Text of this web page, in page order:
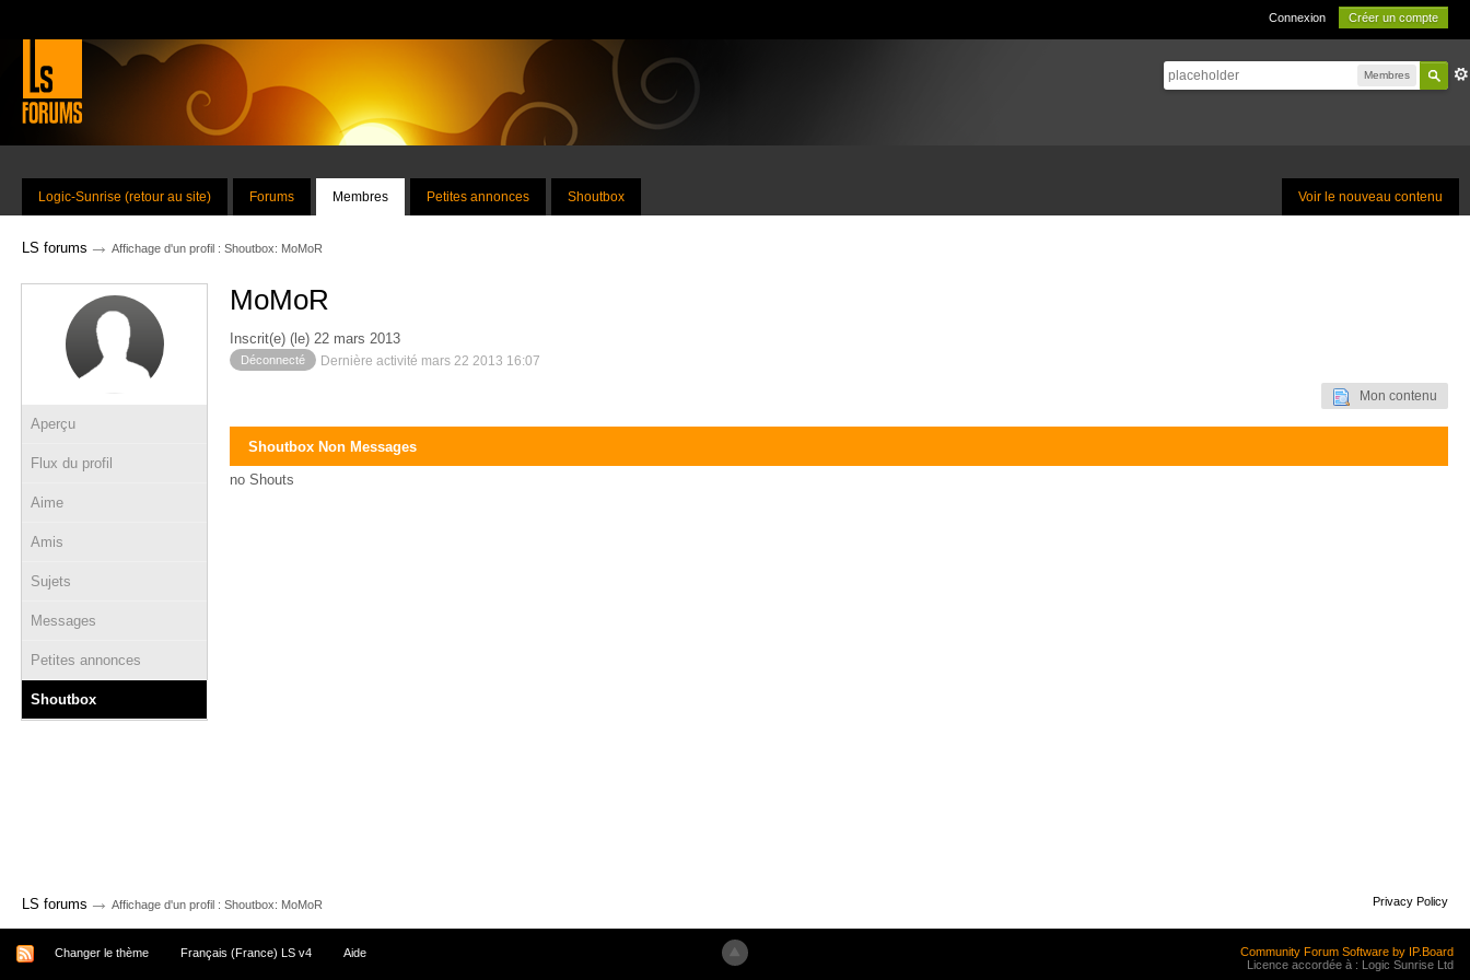
Connexion Créer un compte
Membres
Voir le nouveau contenu
Logic-Sunrise (retour au site) Forums Membres Petites annonces Shoutbox
LS forums → Affichage d'un profil : Shoutbox: MoMoR
Aperçu
Flux du profil
Aime
Amis
Sujets
Messages
Petites annonces
Shoutbox
MoMoR
Inscrit(e) (le) 22 mars 2013
Déconnecté Dernière activité mars 22 2013 16:07
Mon contenu
Shoutbox Non Messages
no Shouts
LS forums → Affichage d'un profil : Shoutbox: MoMoR Privacy Policy
Changer le thème Français (France) LS v4 Aide
Community Forum Software by IP.Board
Licence accordée à : Logic Sunrise Ltd